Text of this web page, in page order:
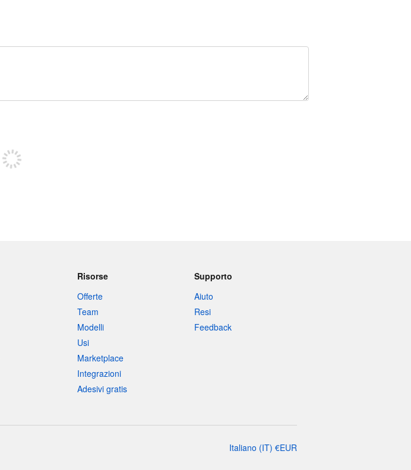
Risorse
Offerte
Team
Modelli
Usi
Marketplace
Integrazioni
Adesivi gratis
Supporto
Aiuto
Resi
Feedback
Italiano (IT) €EUR